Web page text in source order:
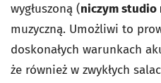
wygłuszoną (niczym studio
muzyczną. Umożliwi to
doskonałych warunkach
że również w zwykłych